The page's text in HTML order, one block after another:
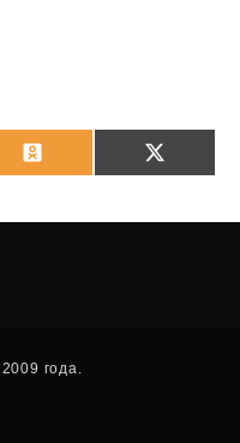
OdnoklassnikiX
года.